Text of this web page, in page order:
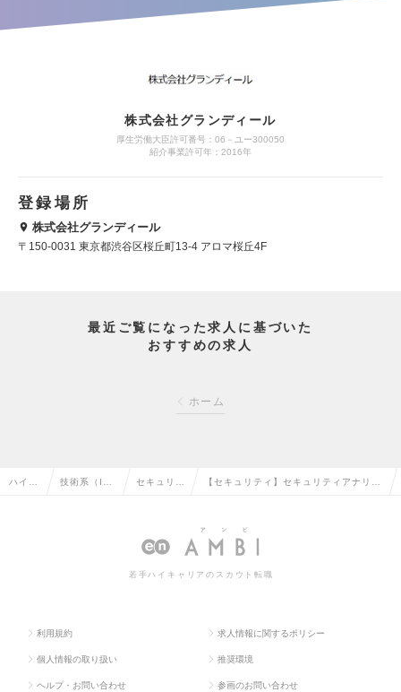
株式会社グランディール
厚生労働大臣許可番号：06－ユー300050
紹介事業許可年：2016年
登録場所
株式会社グランディール
〒150-0031 東京都渋谷区桜丘町13-4 アロマ桜丘4F
最近ご覧になった求人に基づいた
おすすめの求人
ホーム
ハイク 技術系（I セキュリテ
アの転職
【セキュリティ】セキュリティアナリス
攻撃）（Mgrクラス）の求人情報
若手ハイキャリアのスカウト転職
利用規約 求人情報に関するポリシー
個人情報の取り扱い 推奨環境
ヘルプ・お問い合わせ 参画のお問い合わせ